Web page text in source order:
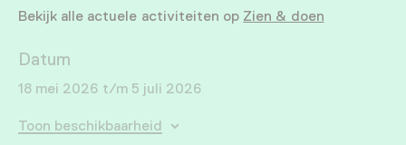
Bekijk alle actuele activiteiten op Zien & doen
Datum
18 mei 2026 t/m 5 juli 2026
Toon beschikbaarheid